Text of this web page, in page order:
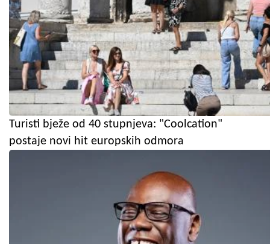
Turisti bježe od 40 stupnjeva: "Coolcation"
postaje novi hit europskih odmora